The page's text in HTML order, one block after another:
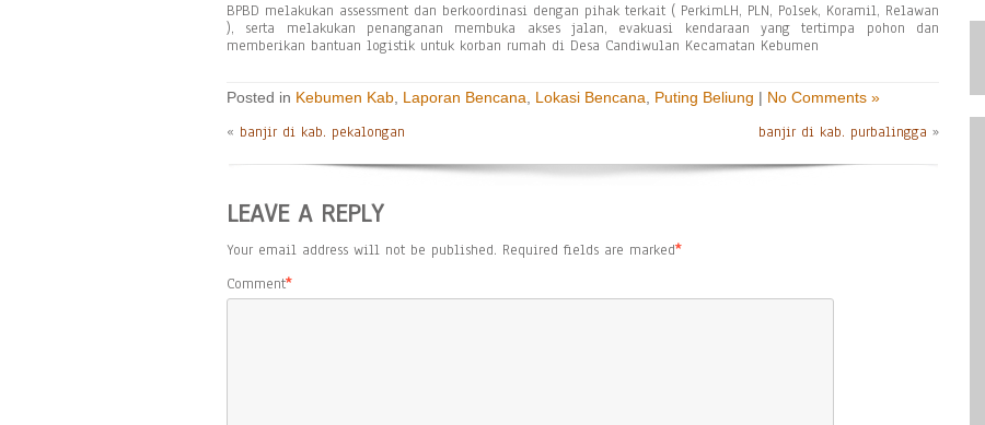
BPBD melakukan assessment dan berkoordinasi dengan pihak terkait ( PerkimLH, PLN, Polsek, Koramil, Relawan
), serta melakukan penanganan membuka akses jalan, evakuasi kendaraan yang tertimpa pohon dan
memberikan bantuan logistik untuk korban rumah di Desa Candiwulan Kecamatan Kebumen
Posted in Kebumen Kab Laporan Bencana Lokasi Bencana Puting Beliung | No Comments »
« banjir di kab. pekalongan banjir di kab. purbalingga »
LEAVE A REPLY
Your email address will not be published. Required fields are marked*
Comment*